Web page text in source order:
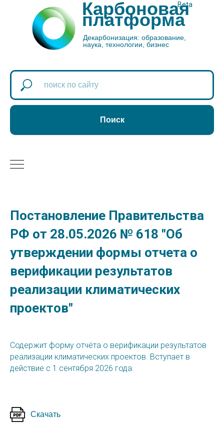
Beta
Декарбонизация: образование,
наука, технологии, бизнес
Карбоновая
платформа
Поиск
Постановление Правительства
РФ от 28.05.2026 № 618 "Об
утверждении формы отчета о
верификации результатов
реализации климатических
проектов"
Содержит форму отчёта о верификации результатов
реализации климатических проектов. Вступает в
действие с 1 сентября 2026 года.
Скачать